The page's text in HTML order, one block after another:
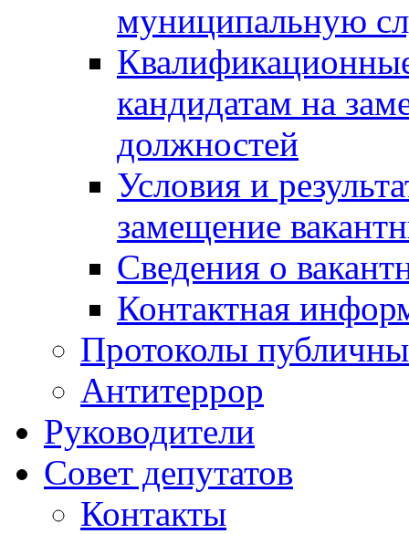
муниципальную
кандидатам на
должностей
Условия и
замещение
Сведения о
Контактная
Протоколы
Антитеррор
Руководители
Совет депутатов
Контакты